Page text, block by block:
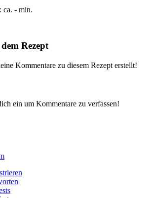
ca. - min.
Rezept
Kommentare zu diesem Rezept erstellt!
ein um Kommentare zu verfassen!